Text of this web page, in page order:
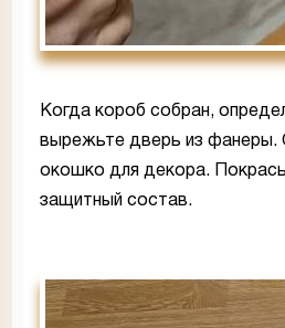
Когда короб собран,
вырежьте дверь из фанеры.
окошко для декора.
защитный состав.